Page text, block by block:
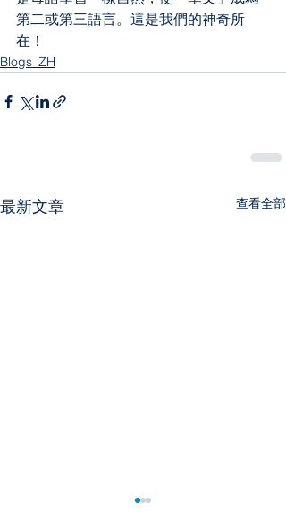
第二或第三語言。這是我們的神奇所
在！
Blogs_ZH
最新文章 查看全部